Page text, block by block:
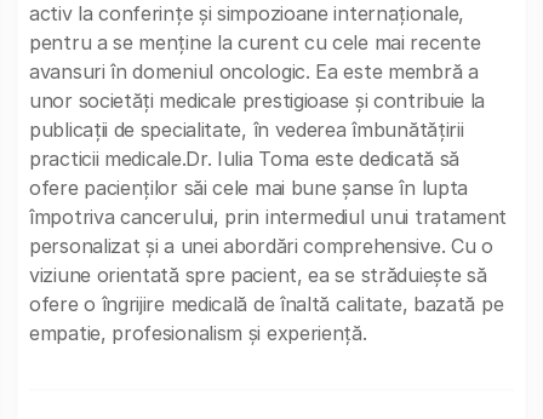
activ la conferințe și simpozioane internaționale,
pentru a se menține la curent cu cele mai recente
avansuri în domeniul oncologic. Ea este membră a
unor societăți medicale prestigioase și contribuie la
publicații de specialitate, în vederea îmbunătățirii
practicii medicale.Dr. Iulia Toma este dedicată să
ofere pacienților săi cele mai bune șanse în lupta
împotriva cancerului, prin intermediul unui tratament
personalizat și a unei abordări comprehensive. Cu o
viziune orientată spre pacient, ea se străduiește să
ofere o îngrijire medicală de înaltă calitate, bazată pe
empatie, profesionalism și experiență.